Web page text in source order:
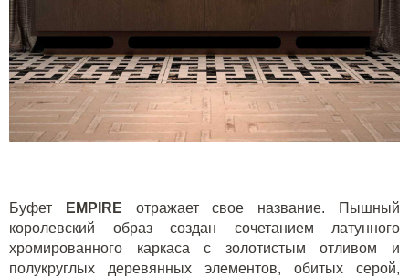
Буфет EMPIRE отражает свое название. Пышный
королевский образ создан сочетанием латунного
хромированного каркаса с золотистым отливом и
полукруглых деревянных элементов, обитых серой,